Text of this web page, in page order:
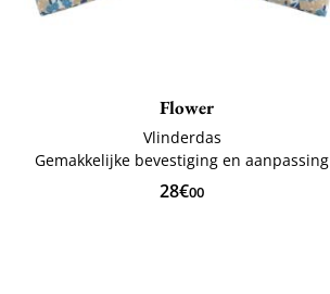
Flower
Vlinderdas
Gemakkelijke bevestiging en aanpassing
28€00